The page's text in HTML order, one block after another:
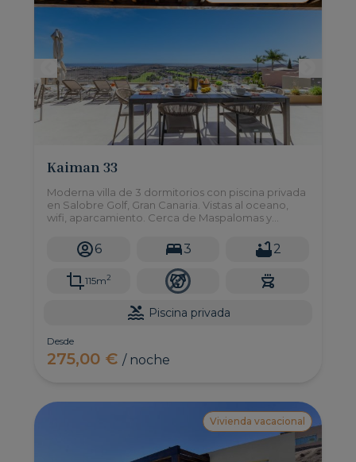
Kaiman 33
Moderna villa de 3 dormitorios con piscina privada
en Salobre Golf, Gran Canaria. Vistas al oceano,
wifi, aparcamiento. Cerca de Maspalomas y
6 3 2
115m2
Piscina privada
Desde
275,00 €/ noche
Vivienda vacacional